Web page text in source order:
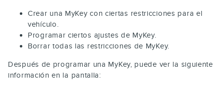
Crear una MyKey con ciertas restricciones para el
vehículo.
Programar ciertos ajustes de MyKey.
Borrar todas las restricciones de MyKey.
Después de programar una MyKey, puede ver la siguiente
información en la pantalla: